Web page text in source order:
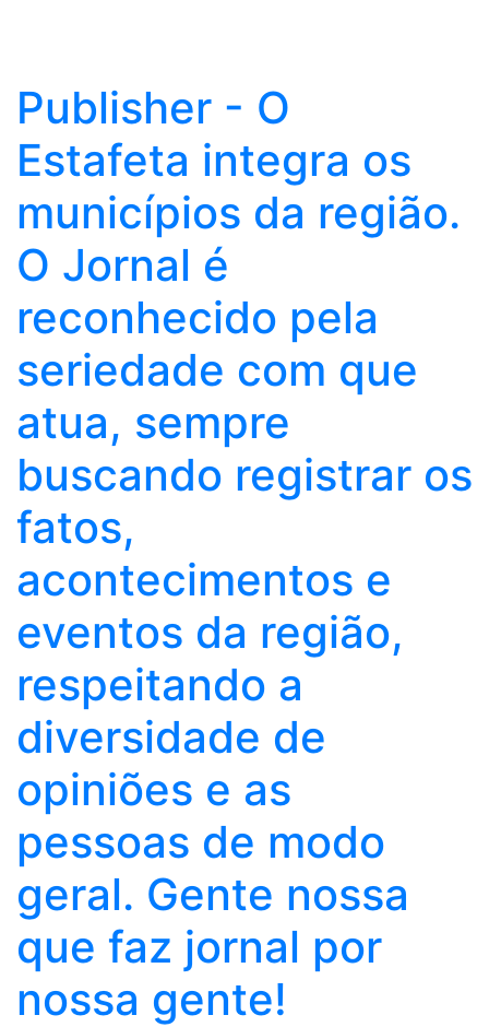
Publisher - O
Estafeta integra os
municípios da região.
O Jornal é
reconhecido pela
seriedade com que
atua, sempre
buscando registrar os
fatos,
acontecimentos e
eventos da região,
respeitando a
diversidade de
opiniões e as
pessoas de modo
geral. Gente nossa
que faz jornal por
nossa gente!